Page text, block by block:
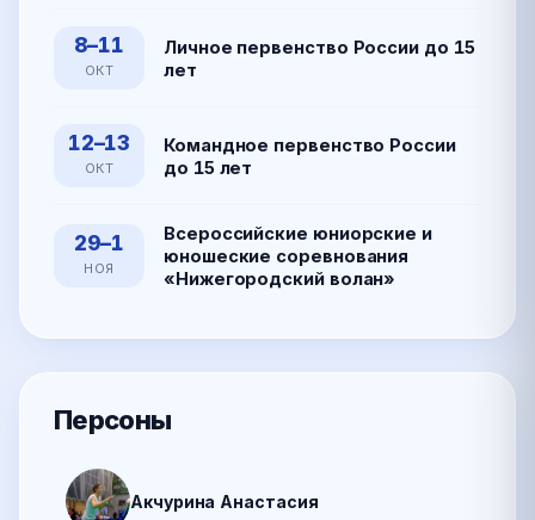
8–11
ОКТ
Личное первенство России до 15
лет
12–13
ОКТ
Командное первенство России
до 15 лет
29–1
НОЯ
Всероссийские юниорские и
юношеские соревнования
«Нижегородский волан»
Персоны
Акчурина Анастасия